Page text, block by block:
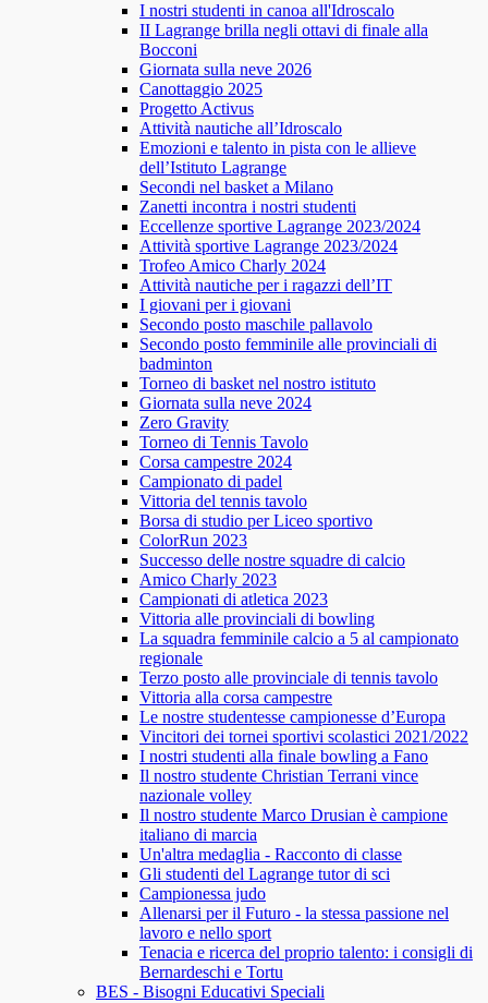
I nostri studenti in canoa all'Idroscalo
II Lagrange brilla negli ottavi di finale alla
Bocconi
Giornata sulla neve 2026
Canottaggio 2025
Progetto Activus
Attività nautiche all’Idroscalo
Emozioni e talento in pista con le allieve
dell’Istituto Lagrange
Secondi nel basket a Milano
Zanetti incontra i nostri studenti
Eccellenze sportive Lagrange 2023/2024
Attività sportive Lagrange 2023/2024
Trofeo Amico Charly 2024
Attività nautiche per i ragazzi dell’IT
I giovani per i giovani
Secondo posto maschile pallavolo
Secondo posto femminile alle provinciali di
badminton
Torneo di basket nel nostro istituto
Giornata sulla neve 2024
Zero Gravity
Torneo di Tennis Tavolo
Corsa campestre 2024
Campionato di padel
Vittoria del tennis tavolo
Borsa di studio per Liceo sportivo
ColorRun 2023
Successo delle nostre squadre di calcio
Amico Charly 2023
Campionati di atletica 2023
Vittoria alle provinciali di bowling
La squadra femminile calcio a 5 al campionato
regionale
Terzo posto alle provinciale di tennis tavolo
Vittoria alla corsa campestre
Le nostre studentesse campionesse d’Europa
Vincitori dei tornei sportivi scolastici 2021/2022
I nostri studenti alla finale bowling a Fano
Il nostro studente Christian Terrani vince
nazionale volley
Il nostro studente Marco Drusian è campione
italiano di marcia
Un'altra medaglia - Racconto di classe
Gli studenti del Lagrange tutor di sci
Campionessa judo
Allenarsi per il Futuro - la stessa passione nel
lavoro e nello sport
Tenacia e ricerca del proprio talento: i consigli di
Bernardeschi e Tortu
BES - Bisogni Educativi Speciali